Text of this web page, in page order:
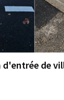
de